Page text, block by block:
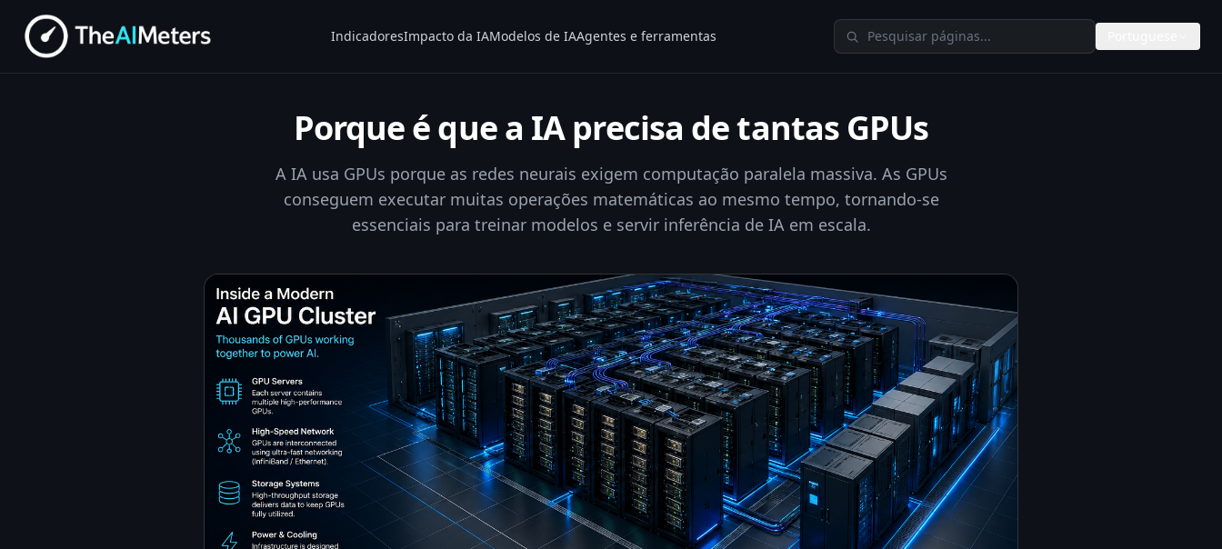
IndicadoresImpacto da IAModelos de IAAgentes e ferramentas Pesquisar no TheAIMeters
Porque é que a IA precisa de tantas GPUs
A IA usa GPUs porque as redes neurais exigem computação paralela massiva. As GPUs
conseguem executar muitas operações matemáticas ao mesmo tempo, tornando-se
essenciais para treinar modelos e servir inferência de IA em escala.